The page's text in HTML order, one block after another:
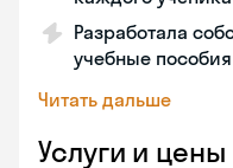
Разработала
учебные пособия
Читать дальше
Услуги и цены